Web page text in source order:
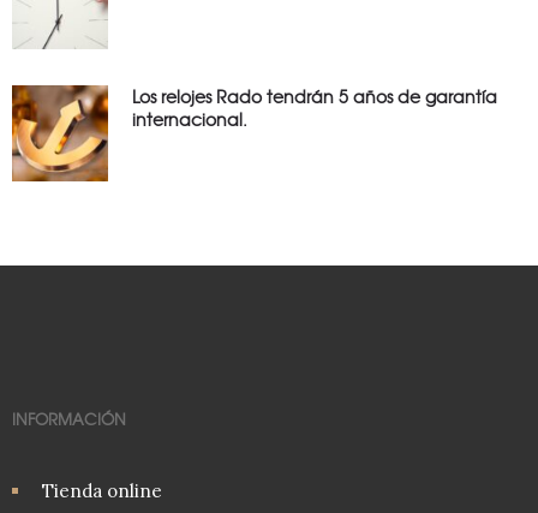
Los relojes Rado tendrán 5 años de garantía
internacional.
INFORMACIÓN
Tienda online